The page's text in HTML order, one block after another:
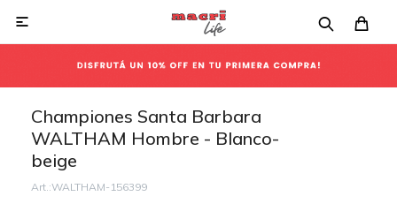

Championes Santa Barbara
WALTHAM Hombre - Blanco-
beige
WALTHAM-156399